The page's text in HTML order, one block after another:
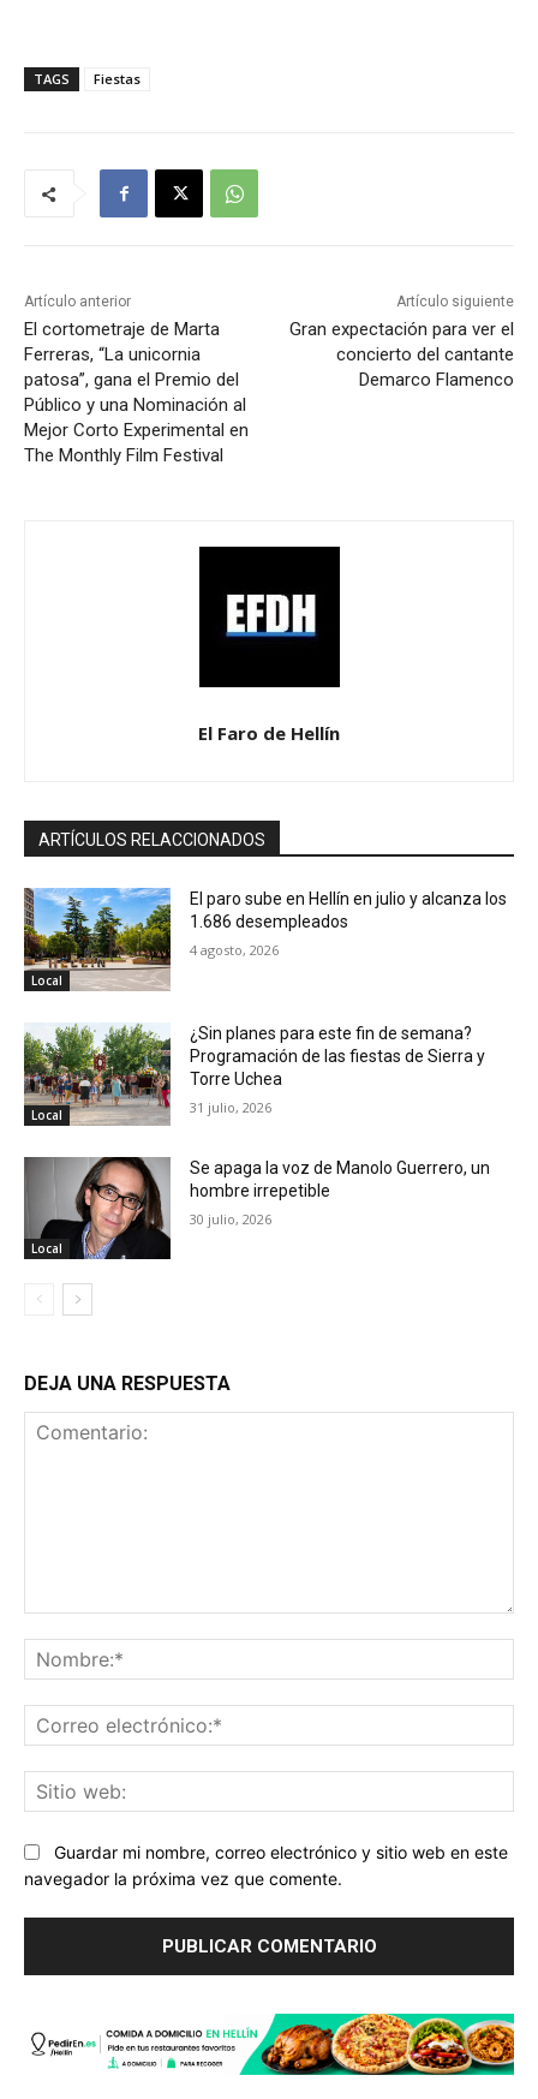
TAGS Fiestas
Artículo anterior
El cortometraje de Marta
Ferreras, “La unicornia
patosa”, gana el Premio del
Público y una Nominación al
Mejor Corto Experimental en
The Monthly Film Festival
Artículo siguiente
Gran expectación para ver el
concierto del cantante
Demarco Flamenco
El Faro de Hellín
ARTÍCULOS RELACCIONADOS
Local
El paro sube en Hellín en julio y alcanza los
1.686 desempleados
4 agosto, 2026
Local
¿Sin planes para este fin de semana?
Programación de las fiestas de Sierra y
Torre Uchea
31 julio, 2026
Local
Se apaga la voz de Manolo Guerrero, un
hombre irrepetible
30 julio, 2026
DEJA UNA RESPUESTA
Guardar mi nombre, correo electrónico y sitio web en este
navegador la próxima vez que comente.